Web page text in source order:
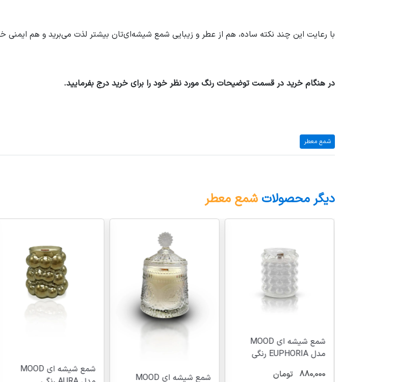
با رعایت این چند نکته ساده، هم از عطر و زیبایی شمع شیشه‌ای‌تان بیشتر لذت می‌برید و هم
در هنگام خرید در قسمت توضیحات رنگ مورد نظر خود را برای خرید درج بفرمایید.
شمع معطر
دیگر محصولات شمع معطر
شمع شیشه ای MOOD
مدل EUPHORIA رنگی
880,000
تومان
شمع شیشه ای MOOD
شمع شیشه ای MOOD